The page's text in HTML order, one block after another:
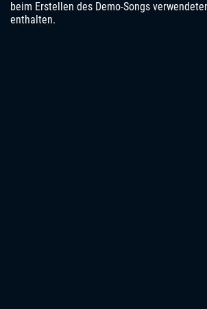
beim Erstellen des Demo-Songs
enthalten.